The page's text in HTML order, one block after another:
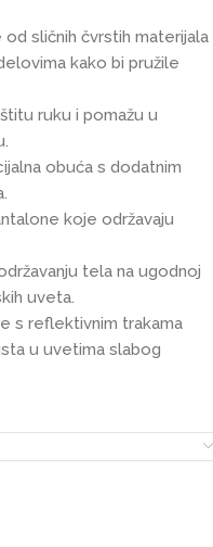
sličnih čvrstih materijala
kako bi pružile
ruku i pomažu u
obuća s dodatnim
koje održavaju
tela na ugodnoj
uveta.
s reflektivnim trakama
u uvetima slabog